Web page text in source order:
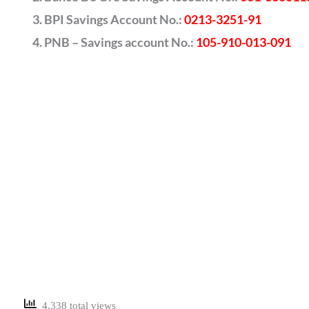
BPI Savings Account No.:0213-3251-91
PNB – Savings account No.: 105-910-013-091
4,338 total views